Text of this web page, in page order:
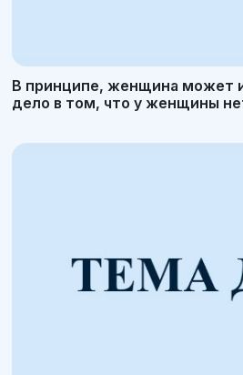
В принципе, женщина может
дело в том, что у женщины